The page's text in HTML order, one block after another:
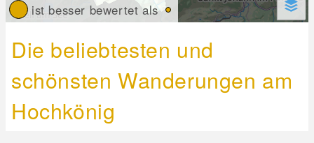
ist besser bewertet als
Die beliebtesten und
schönsten Wanderungen am
Hochkönig